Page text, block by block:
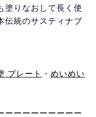
塗りなおして長く使
伝統のサスティナブ
プレート ・めいめい
ーーーーーーーーー